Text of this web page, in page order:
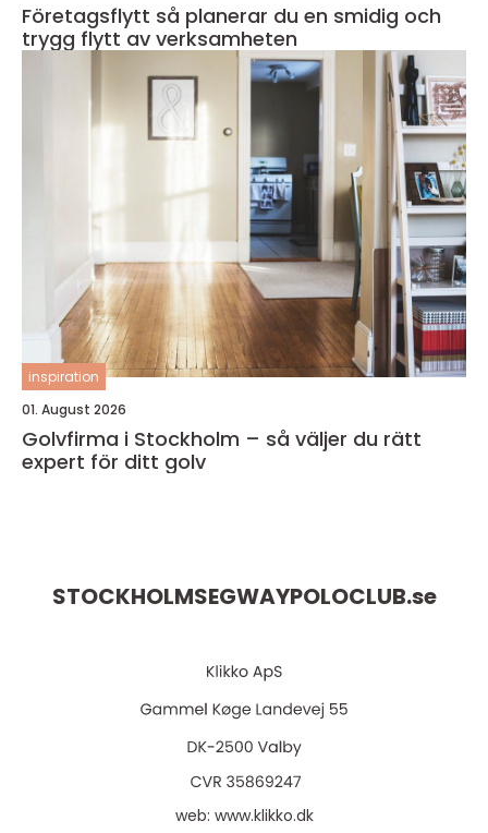
Företagsflytt så planerar du en smidig och
trygg flytt av verksamheten
inspiration
01. August 2026
Golvfirma i Stockholm – så väljer du rätt
expert för ditt golv
STOCKHOLMSEGWAYPOLOCLUB.se
web: www.klikko.dk